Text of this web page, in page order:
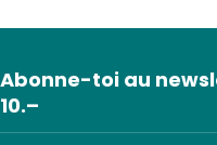
Abonne-toi au
10.–